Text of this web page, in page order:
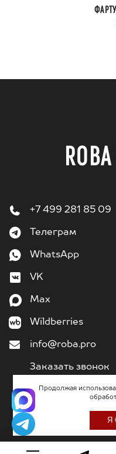
+7 499 281 85 09
Телеграм
WhatsApp
VK
Max
Wildberries
info@roba.pro
Заказать звонок
«Кибермеханика» -
Продолжая
Я